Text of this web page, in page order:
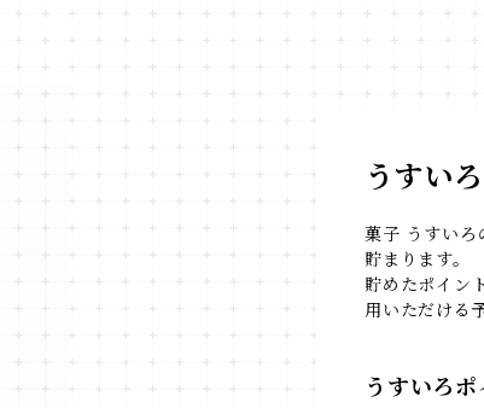
うすい
菓子 うすいろ
貯まります。
貯めたポイン
用いただける
うすいろポ